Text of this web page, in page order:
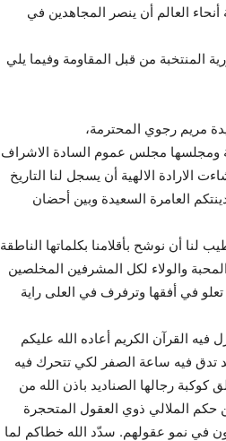
العالم أن ينصر المجاهدين في
المنتخبة من قبل المقاومة وفيما يلي
مريم رجوي المحترمة،
ومجلسها مجلس عموم السادة الاشراف
الالهية أن يسجل لنا التاريخ
العامرة السعيدة وبين أحضان
أن نوشح بأقلامنا بكلماتها الناطقة
والولاء لكل المشرفين المخلصين
في أفقها وترفرف في العلى راية
القرآن الكريم أعاده الله عليكم
تدق فيه ساعة الصفر لكي تتحرك فيه
رجالها الصناديد باذن الله من
حكم الملالي ذوي العقول المتحجرة
في نمو عقولهم. سدّد الله خطاكم لما